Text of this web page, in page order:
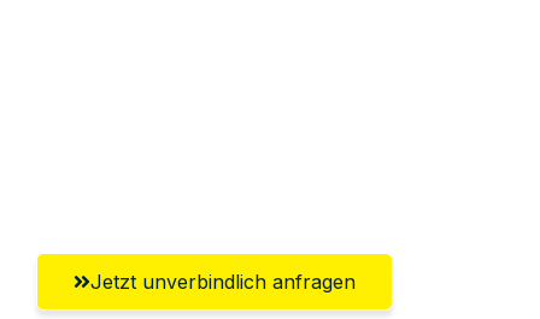
Jetzt unverbindlich anfragen